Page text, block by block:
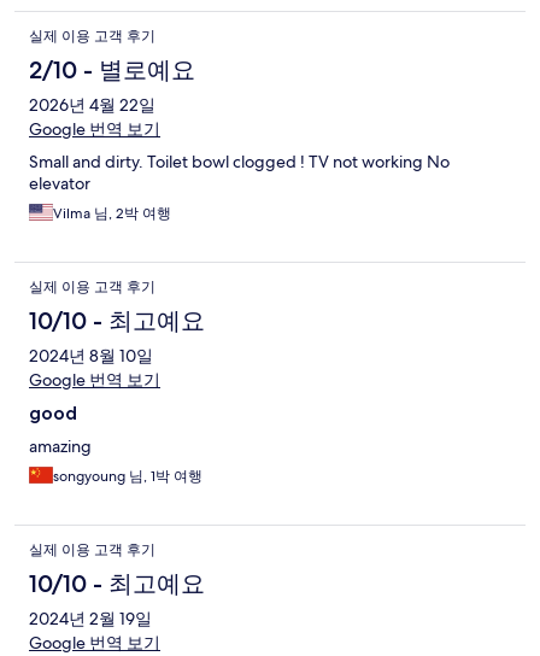
실제 이용 고객 후기
2/10 - 별로예요
2026년 4월 22일
Google 번역 보기
Small and dirty. Toilet bowl clogged ! TV not working No
elevator
Vilma 님, 2박 여행
실제 이용 고객 후기
10/10 - 최고예요
2024년 8월 10일
Google 번역 보기
good
amazing
songyoung 님, 1박 여행
실제 이용 고객 후기
10/10 - 최고예요
2024년 2월 19일
Google 번역 보기